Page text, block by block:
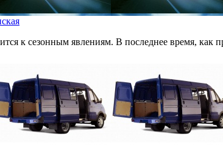
к сезонным явлениям. В последнее время, как